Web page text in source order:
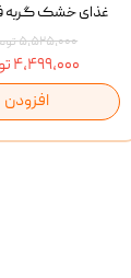
۵,۵۲۵,۰۰۰ تومان
۴,۴۹۹,۰۰۰ تومان
افزودن